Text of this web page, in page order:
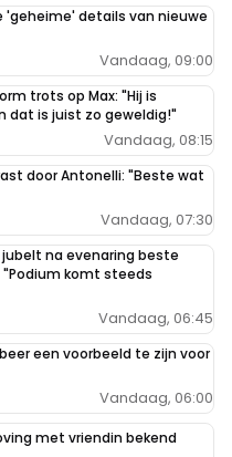
'geheime' details van nieuwe
Vandaag, 09:00
trots op Max: "Hij is
dat is juist zo geweldig!"
Vandaag, 08:15
door Antonelli: "Beste wat
Vandaag, 07:30
jubelt na evenaring beste
komt steeds
Vandaag, 06:45
een voorbeeld te zijn voor
Vandaag, 06:00
met vriendin bekend